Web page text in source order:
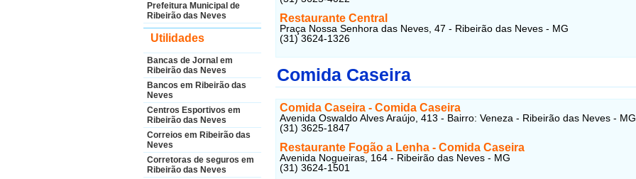
Prefeitura Municipal de
Ribeirão das Neves
Utilidades
Bancas de Jornal em
Ribeirão das Neves
Bancos em Ribeirão das
Neves
Centros Esportivos em
Ribeirão das Neves
Correios em Ribeirão das
Neves
Corretoras de seguros em
Ribeirão das Neves
Restaurante Central
Praça Nossa Senhora das Neves, 47 - Ribeirão das Neves - MG
(31) 3624-1326
Comida Caseira
Comida Caseira - Comida Caseira
Avenida Oswaldo Alves Araújo, 413 - Bairro: Veneza - Ribeirão das Neves - MG
(31) 3625-1847
Restaurante Fogão a Lenha - Comida Caseira
Avenida Nogueiras, 164 - Ribeirão das Neves - MG
(31) 3624-1501